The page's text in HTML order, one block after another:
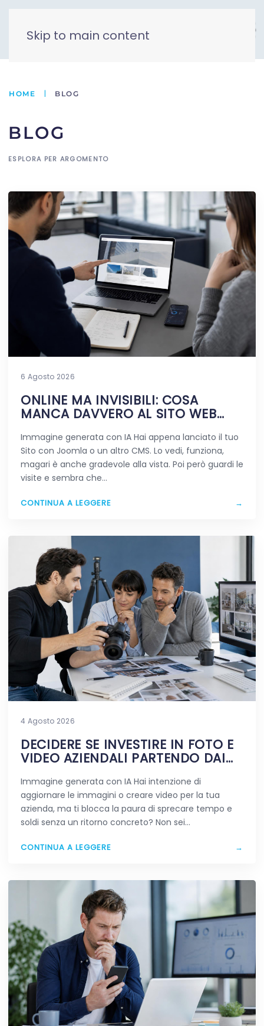
Skip to main content
HOME BLOG
BLOG
ESPLORA PER ARGOMENTO
6 Agosto 2026
ONLINE MA INVISIBILI: COSA
MANCA DAVVERO AL SITO WEB
Immagine generata con IA Hai appena lanciato il tuo
Sito con Joomla o un altro CMS. Lo vedi, funziona,
magari è anche gradevole alla vista. Poi però guardi le
visite e sembra che…
CONTINUA A LEGGERE →
4 Agosto 2026
DECIDERE SE INVESTIRE IN FOTO E
VIDEO AZIENDALI PARTENDO DAI
Immagine generata con IA Hai intenzione di
aggiornare le immagini o creare video per la tua
azienda, ma ti blocca la paura di sprecare tempo e
soldi senza un ritorno concreto? Non sei…
CONTINUA A LEGGERE →